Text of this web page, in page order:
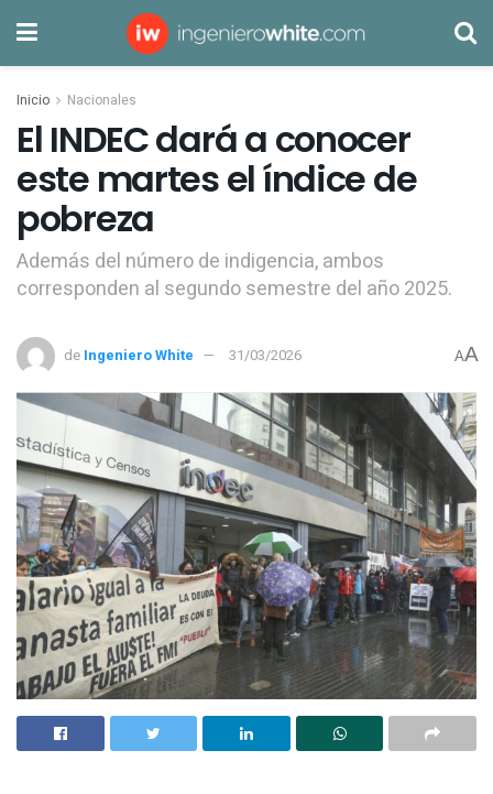
Inicio Nacionales
El INDEC dará a conocer
este martes el índice de
pobreza
Además del número de indigencia, ambos
corresponden al segundo semestre del año 2025.
de Ingeniero White 31/03/2026 AA